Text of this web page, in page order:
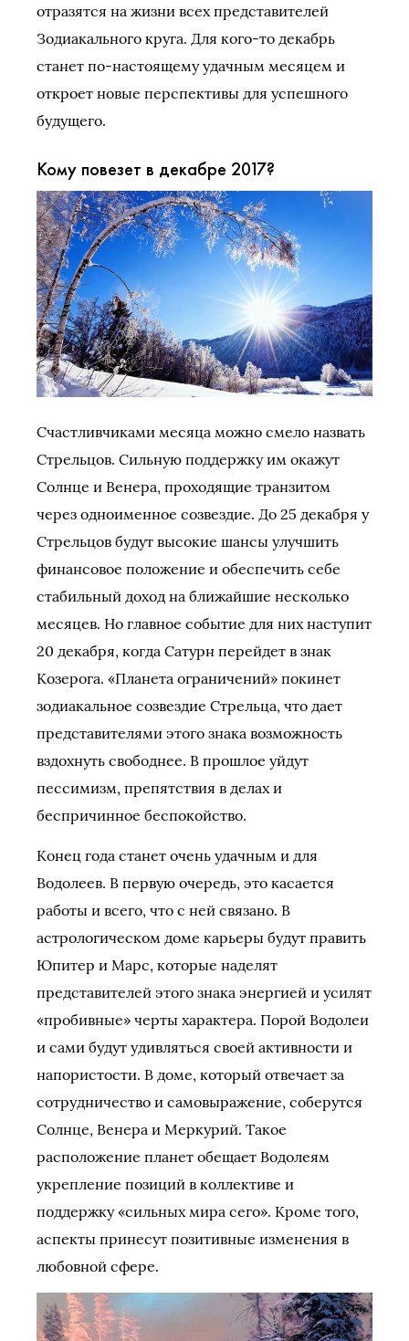
отразятся на жизни всех представителей
Зодиакального круга. Для кого-то декабрь
станет по-настоящему удачным месяцем и
откроет новые перспективы для успешного
будущего.
Кому повезет в декабре 2017?
Счастливчиками месяца можно смело назвать
Стрельцов. Сильную поддержку им окажут
Солнце и Венера, проходящие транзитом
через одноименное созвездие. До 25 декабря у
Стрельцов будут высокие шансы улучшить
финансовое положение и обеспечить себе
стабильный доход на ближайшие несколько
месяцев. Но главное событие для них наступит
20 декабря, когда Сатурн перейдет в знак
Козерога. «Планета ограничений» покинет
зодиакальное созвездие Стрельца, что дает
представителями этого знака возможность
вздохнуть свободнее. В прошлое уйдут
пессимизм, препятствия в делах и
беспричинное беспокойство.
Конец года станет очень удачным и для
Водолеев. В первую очередь, это касается
работы и всего, что с ней связано. В
астрологическом доме карьеры будут править
Юпитер и Марс, которые наделят
представителей этого знака энергией и усилят
«пробивные» черты характера. Порой Водолеи
и сами будут удивляться своей активности и
напористости. В доме, который отвечает за
сотрудничество и самовыражение, соберутся
Солнце, Венера и Меркурий. Такое
расположение планет обещает Водолеям
укрепление позиций в коллективе и
поддержку «сильных мира сего». Кроме того,
аспекты принесут позитивные изменения в
любовной сфере.